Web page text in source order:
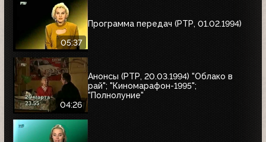
05:37
Программа передач (РТР, 01.02.1994)
04:26
Анонсы (РТР, 20.03.1994) "Облако в
рай"; "Киномарафон-1995";
"Полнолуние"